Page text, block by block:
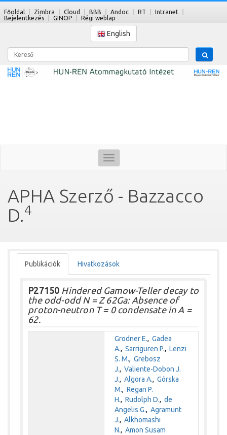
Főoldal Zimbra Cloud BBB Andoc RT
Intranet
Bejelentkezés
GINOP Régi weblap
English
Kereső
Toggle
navigation
APHA Szerző - Bazzacco
D.4
Publikációk Hivatkozások
P27150 Hindered Gamow-Teller decay to
the odd-odd N = Z 62Ga: Absence of
proton-neutron T = 0 condensate in A =
62.
Grodner E.,Gadea
A.,Sarriguren P.,Lenzi
S. M.,Grebosz
J.,Valiente-Dobon J.
J.,Algora A.,Górska
M.,Regan P.
H.,Rudolph D.,de
Angelis G.,Agramunt
J.,Alkhomashi
N.,Amon Susam